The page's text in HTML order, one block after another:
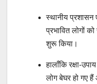
स्थानीय प्रशासन
प्रभावित लोगों
शुरू किया।
हालाँकि रक्षा-
लोग बेघर हो गए